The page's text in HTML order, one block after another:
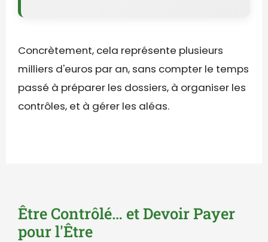
Concrètement, cela représente plusieurs
milliers d'euros par an, sans compter le temps
passé à préparer les dossiers, à organiser les
contrôles, et à gérer les aléas.
Être Contrôlé… et Devoir Payer
pour l'Être